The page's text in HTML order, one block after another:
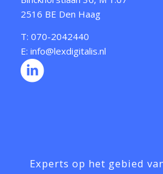
2516 BE Den Haag
T: 070-2042440
E: info@lexdigitalis.nl
Experts op het gebied